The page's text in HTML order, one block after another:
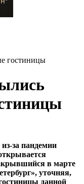
гостиницы
за пандемии
в марте
уточняя,
данной